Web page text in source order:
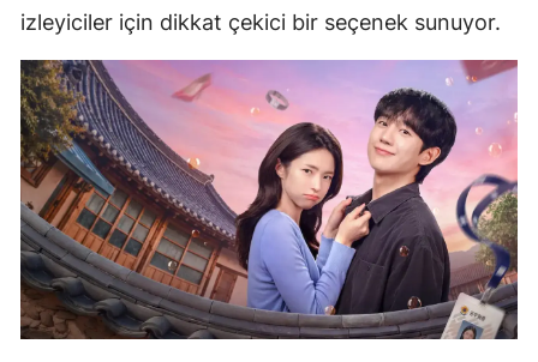
izleyiciler için dikkat çekici bir seçenek sunuyor.